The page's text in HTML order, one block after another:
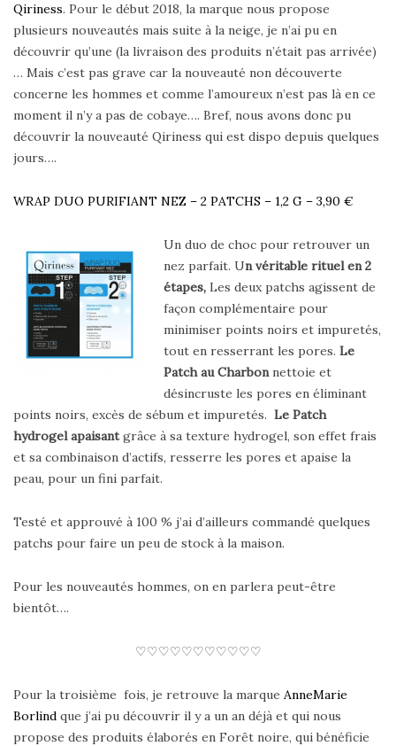
Qiriness. Pour le début 2018, la marque nous propose
plusieurs nouveautés mais suite à la neige, je n’ai pu en
découvrir qu’une (la livraison des produits n’était pas arrivée)
… Mais c’est pas grave car la nouveauté non découverte
concerne les hommes et comme l’amoureux n’est pas là en ce
moment il n’y a pas de cobaye…. Bref, nous avons donc pu
découvrir la nouveauté Qiriness qui est dispo depuis quelques
jours….
WRAP DUO PURIFIANT NEZ – 2 PATCHS – 1,2 G – 3,90 €
Un duo de choc pour retrouver un
nez parfait. Un véritable rituel en 2
étapes, Les deux patchs agissent de
façon complémentaire pour
minimiser points noirs et impuretés,
tout en resserrant les pores. Le
Patch au Charbonnettoie et
désincruste les pores en éliminant
points noirs, excès de sébum et impuretés. Le Patch
hydrogel apaisantgrâce à sa texture hydrogel, son effet frais
et sa combinaison d’actifs, resserre les pores et apaise la
peau, pour un fini parfait.
Testé et approuvé à 100 % j’ai d’ailleurs commandé quelques
patchs pour faire un peu de stock à la maison.
Pour les nouveautés hommes, on en parlera peut-être
bientôt….
♡♡♡♡♡♡♡♡♡♡♡
Pour la troisième fois, je retrouve la marque AnneMarie
Borlind que j’ai pu découvrir il y a un an déjà et qui nous
propose des produits élaborés en Forêt noire, qui bénéficie